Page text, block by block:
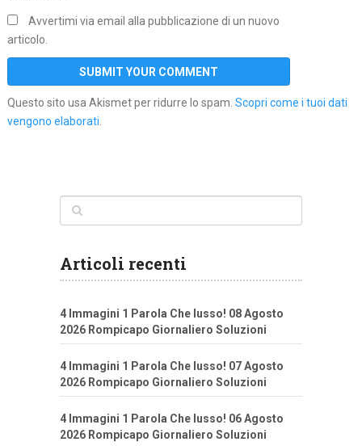
Avvertimi via email alla pubblicazione di un nuovo
articolo.
Questo sito usa Akismet per ridurre lo spam. Scopri come i tuoi dati
vengono elaborati.
Articoli recenti
4 Immagini 1 Parola Che lusso! 08 Agosto
2026 Rompicapo Giornaliero Soluzioni
4 Immagini 1 Parola Che lusso! 07 Agosto
2026 Rompicapo Giornaliero Soluzioni
4 Immagini 1 Parola Che lusso! 06 Agosto
2026 Rompicapo Giornaliero Soluzioni